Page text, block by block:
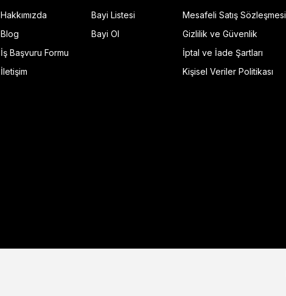
GP Kompozit Universal 45 lt Plastik Motosiklet Çantası Siyah
Hakkımızda
Blog
İş Başvuru Formu
İletişim
Bayi Listesi
Bayi Ol
Mesafeli Satış Sözleşmesi
Gizlilik ve Güvenlik
İptal ve İade Şartları
Kişisel Veriler Politikası